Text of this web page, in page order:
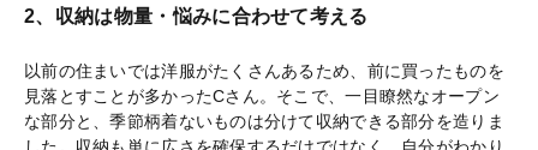
2、収納は物量・悩みに合わせて考える
以前の住まいでは洋服がたくさんあるため、前に買ったものを
見落とすことが多かったCさん。そこで、一目瞭然なオープン
な部分と、季節柄着ないものは分けて収納できる部分を造りま
した。収納も単に広さを確保するだけではなく、自分がわかり